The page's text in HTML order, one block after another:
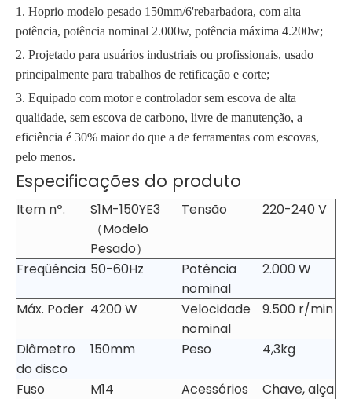
1. Hoprio modelo pesado 150mm/6'rebarbadora, com alta
potência, potência nominal 2.000w, potência máxima 4.200w;
2. Projetado para usuários industriais ou profissionais, usado
principalmente para trabalhos de retificação e corte;
3. Equipado com motor e controlador sem escova de alta
qualidade, sem escova de carbono, livre de manutenção, a
eficiência é 30% maior do que a de ferramentas com escovas,
pelo menos.
Especificações do produto
Item nº.
S1M-150YE3
（Modelo
Pesado）
Tensão 220-240 V
Freqüência 50-60Hz
Potência
nominal
2.000 W
Máx. Poder 4200 W
Velocidade
nominal
9.500 r/min
Diâmetro
do disco
150mm Peso 4,3kg
Fuso M14 Acessórios
Chave, alça